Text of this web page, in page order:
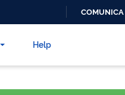
COMUNICA
Help